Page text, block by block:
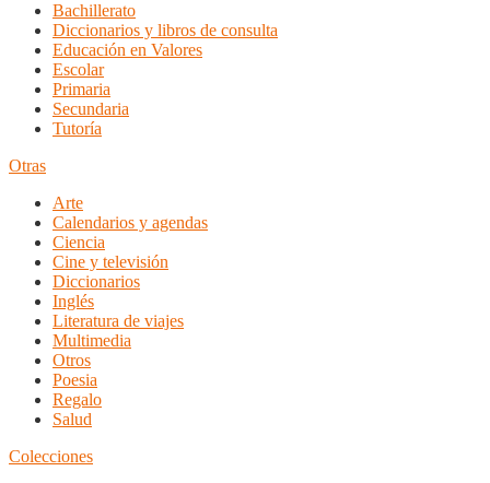
Bachillerato
Diccionarios y libros de consulta
Educación en Valores
Escolar
Primaria
Secundaria
Tutoría
Otras
Arte
Calendarios y agendas
Ciencia
Cine y televisión
Diccionarios
Inglés
Literatura de viajes
Multimedia
Otros
Poesia
Regalo
Salud
Colecciones